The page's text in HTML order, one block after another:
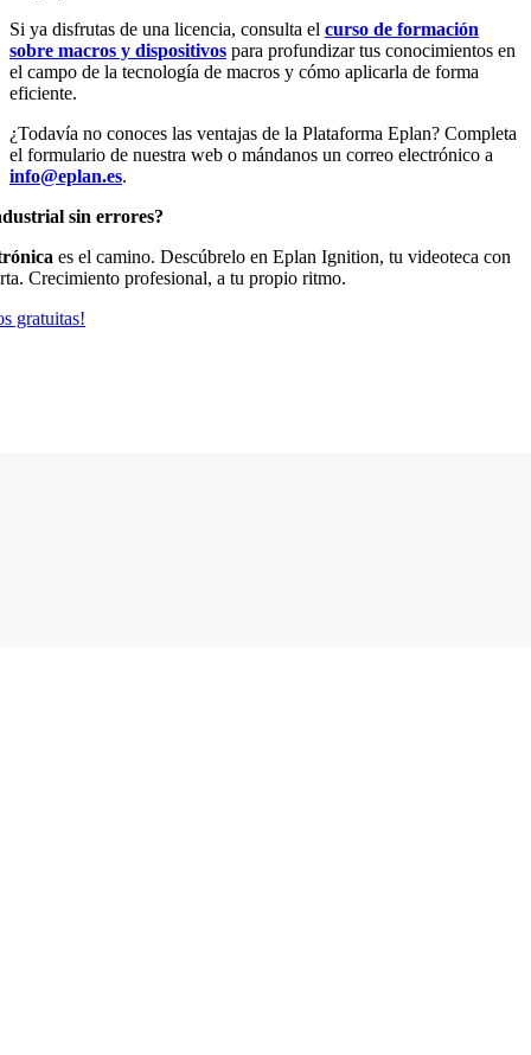
Si ya disfrutas de una licencia, consulta el curso de formación
sobre macros y dispositivos para profundizar tus conocimientos en
el campo de la tecnología de macros y cómo aplicarla de forma
eficiente.
¿Todavía no conoces las ventajas de la Plataforma Eplan? Completa
el formulario de nuestra web o mándanos un correo electrónico a
info@eplan.es.
sin errores?
es el camino. Descúbrelo en Eplan Ignition, tu videoteca con
Crecimiento profesional, a tu propio ritmo.
gratuitas!